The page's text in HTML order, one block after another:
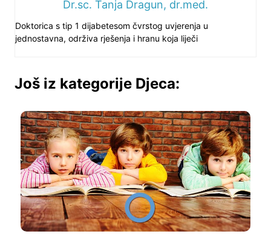
Dr.sc. Tanja Dragun, dr.med.
Doktorica s tip 1 dijabetesom čvrstog uvjerenja u
jednostavna, održiva rješenja i hranu koja liječi
Još iz kategorije Djeca: